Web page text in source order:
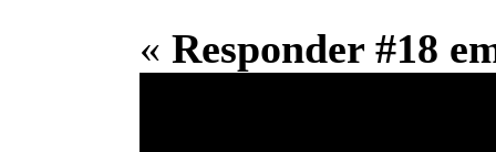
« Responder #18